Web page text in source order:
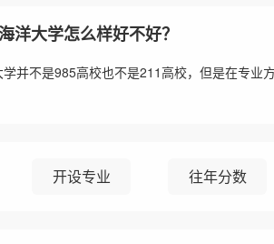
洋大学怎么样好不好？
并不是985高校也不是211高校，但是在专业
开设专业 往年分数